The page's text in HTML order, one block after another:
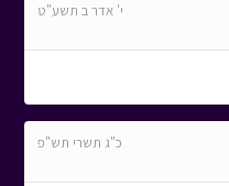
י' אדר ב תשע"ט
כ"ג תשרי תש"פ